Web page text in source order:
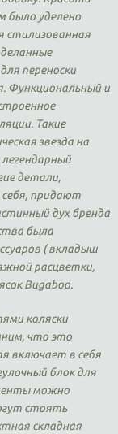
было уделено
стилизованная
переноски
Функциональный и
Такие
звезда на
детали,
придают
дух бренда
была
( вкладыш
расцветки,
Bugaboo.
коляски
что это
включает в себя
блок для
можно
стоять
складная